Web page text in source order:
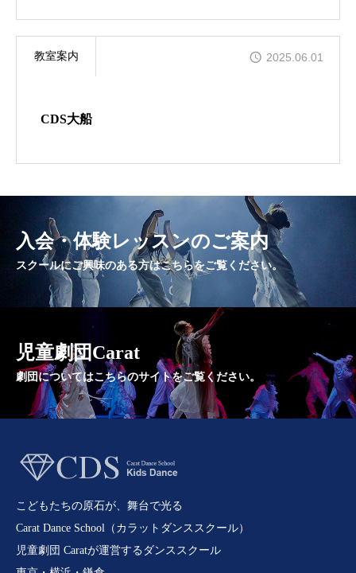
教室案内 2025.06.01
CDS大船
入会・体験レッスンのご案内
スクールにご興味のある方はこちらをご覧ください。
児童劇団Carat
劇団についてはこちらのサイトをご覧ください。
こどもたちの原石が、舞台で光る
Carat Dance School（カラットダンススクール）
児童劇団 Caratが運営するダンススクール